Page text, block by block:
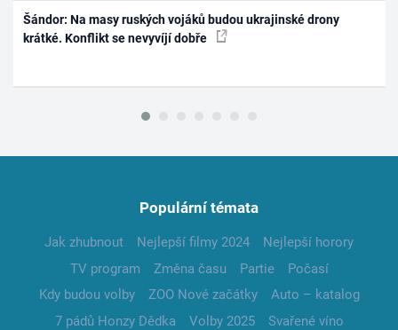
Šándor: Na masy ruských vojáků budou ukrajinské drony
krátké. Konflikt se nevyvíjí dobře
Populární témata
Jak zhubnout Nejlepší filmy 2024
Nejlepší horory
TV program
Změna času Partie
Počasí
Kdy budou volby
ZOO Nové začátky
Auto – katalog
7 pádů Honzy Dědka
Volby 2025
Svařené víno